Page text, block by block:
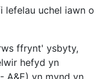
lefelau uchel iawn o
ffrynt' ysbyty,
hefyd yn